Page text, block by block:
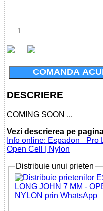
COMANDA
DESCRIERE
COMING SOON ...
Vezi descrierea pe
Info online: Espadon - Pro
Open Cell | Nylon
Distribuie unui prieten